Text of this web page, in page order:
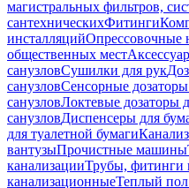
магистральных фильтров,
сантехническихФитинги
инсталляцийОпрессовочные
общественных мест
санузловСушилки для рук
санузловСенсорные
санузловЛоктевые дозаторы
санузловДиспенсеры для
для туалетной бумаги
вантузыПрочистные машины
канализацииТрубы, фитинги
канализационныеТеплый